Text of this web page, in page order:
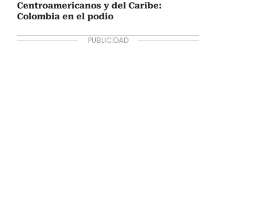
Centroamericanos y del Caribe:
Colombia en el podio